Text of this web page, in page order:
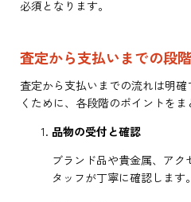
必須となります。
査定から支払いまでの段
査定から支払いまでの流れは明
くために、各段階のポイントをま
品物の受付と確認
ブランド品や貴金属、ア
タッフが丁寧に確認します。